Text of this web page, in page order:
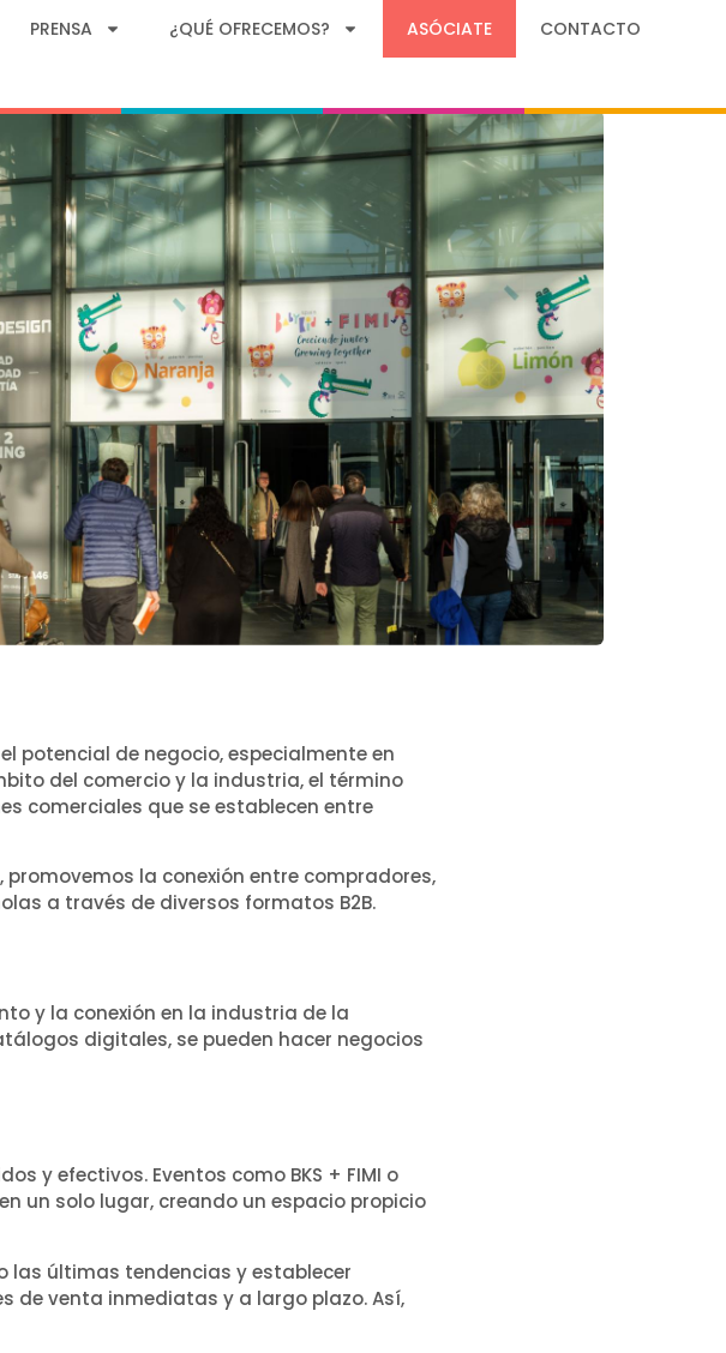
PRENSA ¿QUÉ OFRECEMOS? ASÓCIATE CONTACTO
potencial de negocio, especialmente en
del comercio y la industria, el término
comerciales que se establecen entre
la conexión entre compradores,
a través de diversos formatos B2B.
y la conexión en la industria de la
digitales, se pueden hacer negocios
y efectivos. Eventos como BKS + FIMI o
un solo lugar, creando un espacio propicio
las últimas tendencias y establecer
de venta inmediatas y a largo plazo. Así,